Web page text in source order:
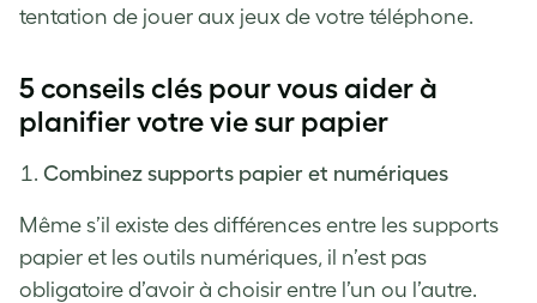
tentation de jouer aux jeux de votre téléphone.
5 conseils clés pour vous aider à
planifier votre vie sur papier
Combinez supports papier et numériques
Même s’il existe des différences entre les supports
papier et les outils numériques, il n’est pas
obligatoire d’avoir à choisir entre l’un ou l’autre.